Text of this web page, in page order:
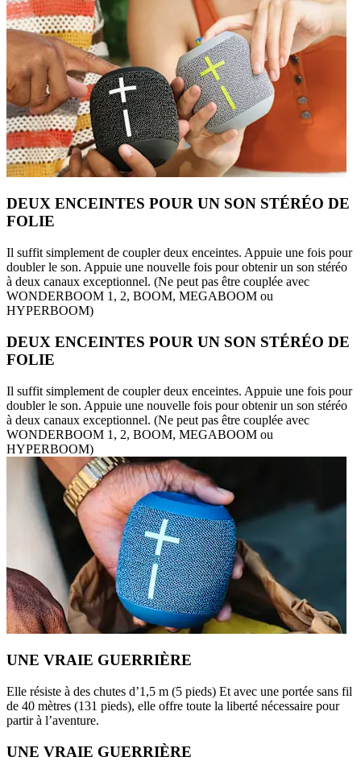
DEUX ENCEINTES POUR UN SON STÉRÉO DE
FOLIE
Il suffit simplement de coupler deux enceintes. Appuie une fois pour
doubler le son. Appuie une nouvelle fois pour obtenir un son stéréo
à deux canaux exceptionnel. (Ne peut pas être couplée avec
WONDERBOOM 1, 2, BOOM, MEGABOOM ou
HYPERBOOM)
DEUX ENCEINTES POUR UN SON STÉRÉO DE
FOLIE
Il suffit simplement de coupler deux enceintes. Appuie une fois pour
doubler le son. Appuie une nouvelle fois pour obtenir un son stéréo
à deux canaux exceptionnel. (Ne peut pas être couplée avec
WONDERBOOM 1, 2, BOOM, MEGABOOM ou
HYPERBOOM)
UNE VRAIE GUERRIÈRE
Elle résiste à des chutes d’1,5 m (5 pieds) Et avec une portée sans fil
de 40 mètres (131 pieds), elle offre toute la liberté nécessaire pour
partir à l’aventure.
UNE VRAIE GUERRIÈRE